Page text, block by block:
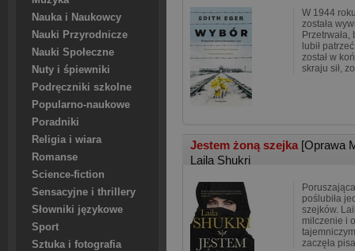
Nauka i Naukowcy
Nauki Przyrodnicze
Nauki Społeczne
Nuty i śpiewniki
Podręczniki szkolne
Popularno-naukowe
Poradniki
Religia i wiara
Romanse
Science-fiction
Sensacyjne i thrillery
Słowniki językowe
Sport
Sztuka i fotografia
W 1944
została
lubił
został w
skraju sił,
Jestem żoną szejka [Oprawa
Laila Shukri
poślubiła
szejków.
milczenie i
zaczęła